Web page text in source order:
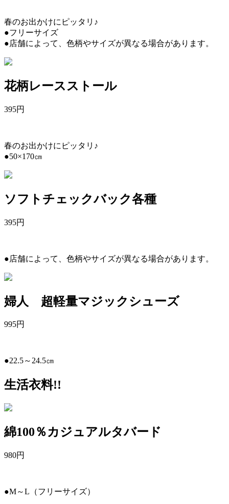
春のお出かけにピッタリ♪
●フリーサイズ
●店舗によって、色柄やサイズが異なる場合があります。
花柄レースストール
395円
春のお出かけにピッタリ♪
●50×170㎝
ソフトチェックバック各種
395円
●店舗によって、色柄やサイズが異なる場合があります。
婦人 超軽量マジックシューズ
995円
●22.5～24.5㎝
生活衣料!!
綿100％カジュアルタバード
980円
●M～L（フリーサイズ）